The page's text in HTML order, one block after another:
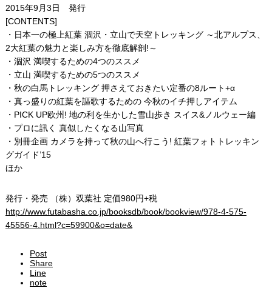
2015年9月3日 発行
[CONTENTS]
・日本一の極上紅葉 涸沢・立山で天空トレッキング ～北アルプス、
2大紅葉の魅力と楽しみ方を徹底解剖!～
・涸沢 満喫するための4つのススメ
・立山 満喫するための5つのススメ
・秋の白馬トレッキング 押さえておきたい定番の8ルート+α
・真っ盛りの紅葉を謳歌するための 今秋のイチ押しアイテム
・PICK UP欧州! 地の利を生かした雪山歩き スイス&ノルウェー編
・プロに訊く 真似したくなる山写真
・別冊企画 カメラを持って秋の山へ行こう! 紅葉フォトトレッキン
グガイド’15
ほか
発行・発売 （株）双葉社 定価980円+税
http://www.futabasha.co.jp/booksdb/book/bookview/978-4-575-
45556-4.html?c=59900&o=date&
Post
Share
Line
note